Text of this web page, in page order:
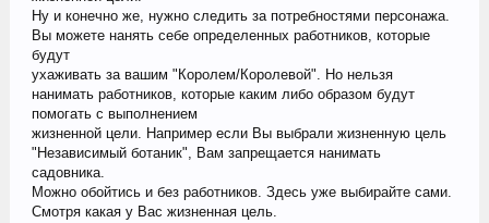
Ну и конечно же, нужно следить за потребностями персонажа.
Вы можете нанять себе определенных работников, которые
будут
ухаживать за вашим "Королем/Королевой". Но нельзя
нанимать работников, которые каким либо образом будут
помогать с выполнением
жизненной цели. Например если Вы выбрали жизненную цель
"Независимый ботаник", Вам запрещается нанимать
садовника.
Можно обойтись и без работников. Здесь уже выбирайте сами.
Смотря какая у Вас жизненная цель.